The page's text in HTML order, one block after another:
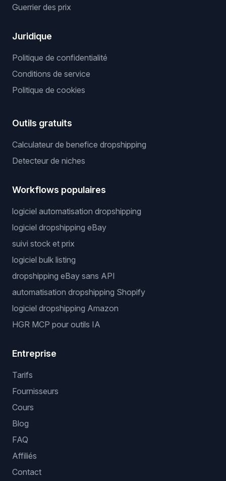
Guerrier des prix
Juridique
Politique de confidentialité
Conditions de service
Politique de cookies
Outils gratuits
Calculateur de benefice dropshipping
Detecteur de niches
Workflows populaires
logiciel automatisation dropshipping
logiciel dropshipping eBay
suivi stock et prix
logiciel bulk listing
dropshipping eBay sans API
automatisation dropshipping Shopify
logiciel dropshipping Amazon
HGR MCP pour outils IA
Entreprise
Tarifs
Fournisseurs
Cours
Blog
FAQ
Affiliés
Contact